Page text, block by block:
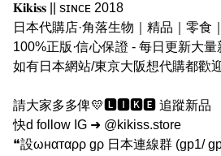
𝐊𝐢𝐤𝐢𝐬𝐬 || sɪɴᴄᴇ 2018
日本代購店·角落生物｜精品｜零食
100%正版·信心保證 - 每日更新大量
如有日本網站/東京大阪想代購都歡
請大家多多俾💛🅻🅸🅺🅴 追蹤新品
快d follow IG ➜ @kikiss.store
❝設ωнαтαρρ gρ 日本連線群 (gp1/